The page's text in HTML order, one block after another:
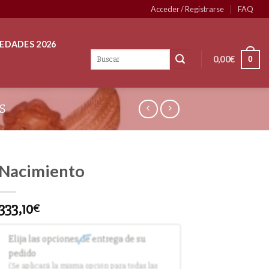
Acceder / Registrarse FAQ
2026
0,00€ 0
Nacimiento
€
Elija las opciones de entrega de su
pedido
(Se aplicará la misma opción para todas las